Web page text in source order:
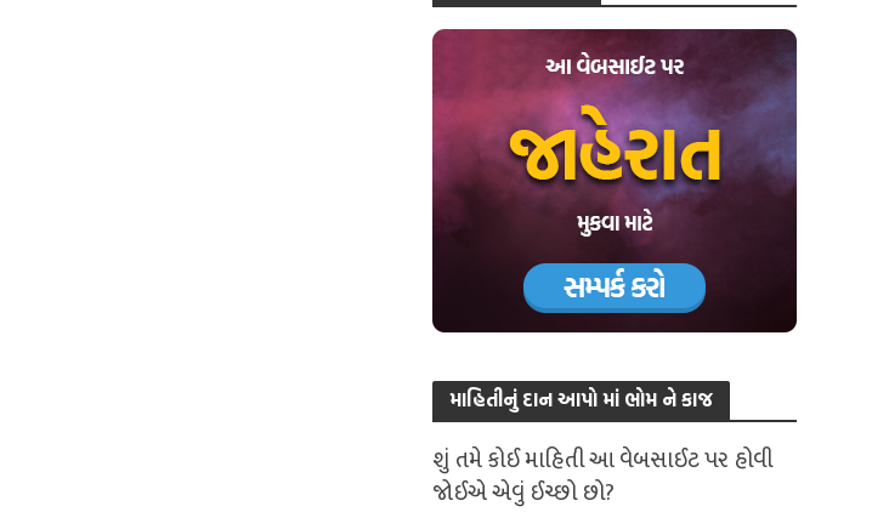
માહિતીનું દાન આપો માં ભોમ ને કાજ
શું તમે કોઈ માહિતી આ વેબસાઈટ પર હોવી
જોઈએ એવું ઈચ્છો છો?